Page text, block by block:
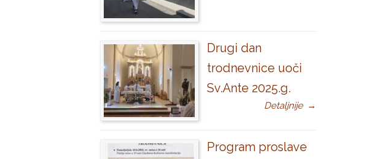
Drugi dan
trodnevnice uoči
Sv.Ante 2025.g.
Detaljnije →
Program proslave